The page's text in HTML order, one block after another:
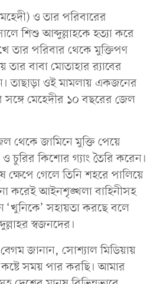
ও তার পরিবারের
শিশু আব্দুল্লাহকে হত্যা করে
তার পরিবার থেকে মুক্তিপণ
বাবা মোতাহার র‌্যাবের
তাছাড়া ওই মামলায় একজনের
মেহেদীর ১০ বছরের জেল
থেকে জামিনে মুক্তি পেয়ে
চুরির কিশোর গ্যাং তৈরি করেন।
গেলে তিনি শহরে পালিয়ে
করেই আইনশৃঙ্খলা বাহিনীসহ
সহায়তা করছে বলে
স্বজনদের।
বেগম জানান, সোশ্যাল মিডিয়ায়
সময় পার করছি। আমার